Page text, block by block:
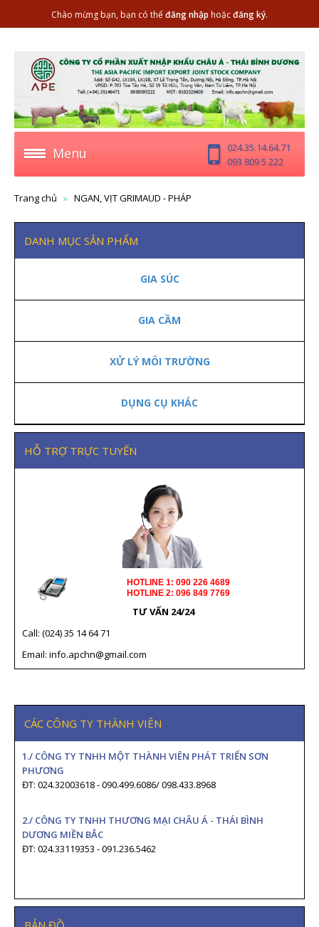
Chào mừng bạn, bạn có thểđăng nhập hoặcđăng ký.
Menu
024.35.14.64.71
093 809 5 222
Trang chủ NGAN, VỊT GRIMAUD - PHÁP
DANH MỤC SẢN PHẨM
GIA SÚC
GIA CẦM
XỬ LÝ MÔI TRƯỜNG
DỤNG CỤ KHÁC
HỖ TRỢ TRỰC TUYẾN
HOTLINE 1: 090 226 4689
HOTLINE 2: 096 849 7769
TƯ VẤN 24/24
Call: (024) 35 14 64 71
Email: info.apchn@gmail.com
CÁC CÔNG TY THÀNH VIÊN
1./ CÔNG TY TNHH MỘT THÀNH VIÊN PHÁT TRIỂN SƠN
PHƯƠNG
ĐT: 024.32003618 - 090.499.6086/ 098.433.8968
2./ CÔNG TY TNHH THƯƠNG MẠI CHÂU Á - THÁI BÌNH
DƯƠNG MIỀN BẮC
ĐT: 024.33119353 - 091.236.5462